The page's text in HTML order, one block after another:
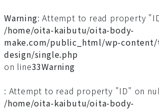
Warning: Attempt to read property
/home/oita-kaibutu/oita-body-
make.com/public_html/wp-content/
design/single.php
on line33Warning
: Attempt to read property "ID" on
/home/oita-kaibutu/oita-body-